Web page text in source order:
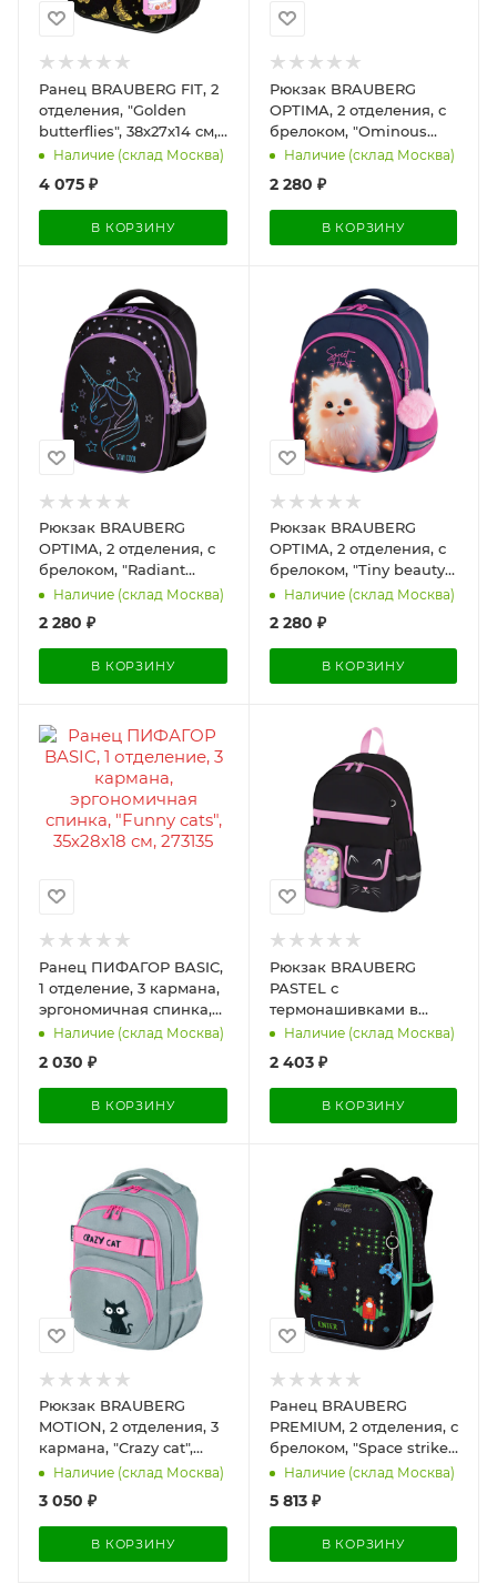
Ранец BRAUBERG FIT, 2
отделения, "Golden
butterflies", 38х27х14 см,
274383
Наличие (склад Москва)
4 075 ₽
В КОРЗИНУ
Рюкзак BRAUBERG
OPTIMA, 2 отделения, с
брелоком, "Ominous
spider", 3D-панель,
Наличие (склад Москва)
2 280 ₽
В КОРЗИНУ
Рюкзак BRAUBERG
OPTIMA, 2 отделения, с
брелоком, "Radiant
unicorn", 36х27х18 см,
Наличие (склад Москва)
2 280 ₽
В КОРЗИНУ
Рюкзак BRAUBERG
OPTIMA, 2 отделения, с
брелоком, "Tiny beauty",
36х27х18 см, 273155
Наличие (склад Москва)
2 280 ₽
В КОРЗИНУ
Ранец ПИФАГОР BASIC,
1 отделение, 3 кармана,
эргономичная спинка,
"Funny cats", 35х28х18 см,
Наличие (склад Москва)
2 030 ₽
В КОРЗИНУ
Рюкзак BRAUBERG
PASTEL с
термонашивками в
комплекте, "Black kitty",
273128
Наличие (склад Москва)
2 403₽
В КОРЗИНУ
Рюкзак BRAUBERG
MOTION, 2 отделения, 3
кармана, "Crazy cat",
41х28х17 см, 273115
Наличие (склад Москва)
3 050 ₽
В КОРЗИНУ
Ранец BRAUBERG
PREMIUM, 2 отделения, с
брелоком, "Space strike",
патчи на липучках,
Наличие (склад Москва)
5 813₽
В КОРЗИНУ